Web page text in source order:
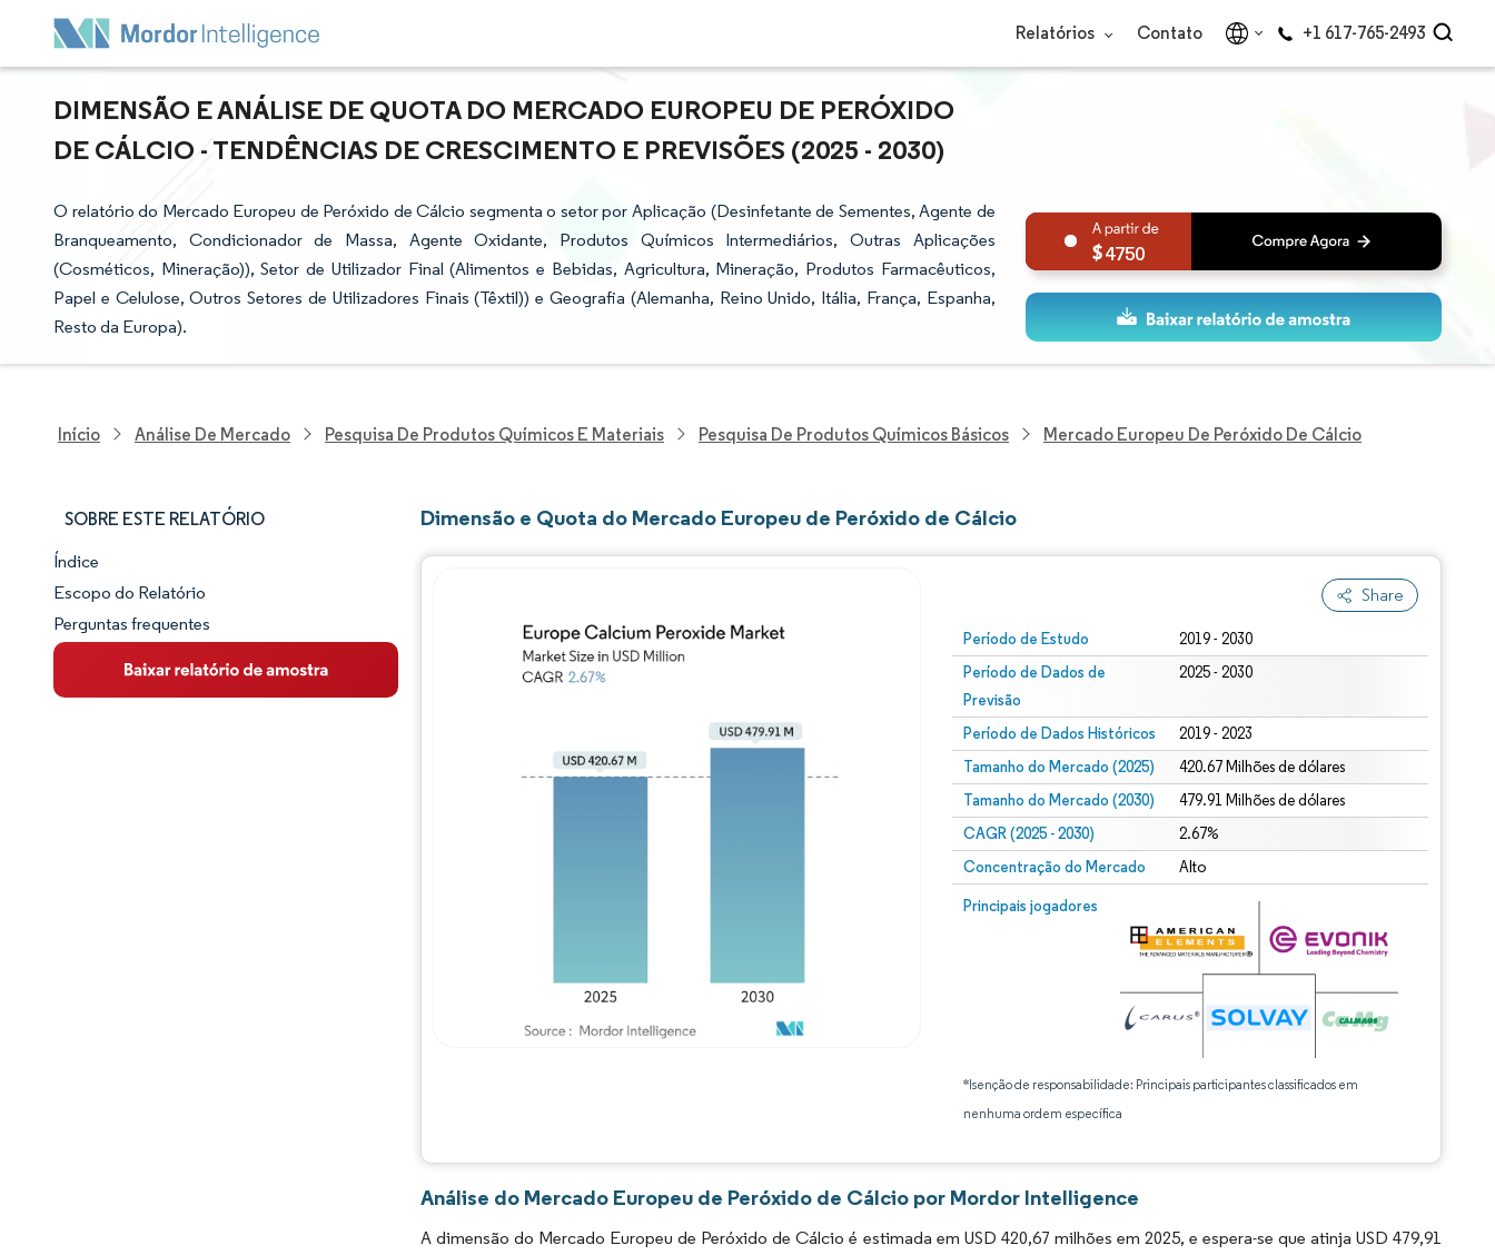
Relatórios Contato +1 617-765-2493
DIMENSÃO E ANÁLISE DE QUOTA DO MERCADO EUROPEU DE PERÓXIDO
DE CÁLCIO - TENDÊNCIAS DE CRESCIMENTO E PREVISÕES (2025 - 2030)
O relatório do Mercado Europeu de Peróxido de Cálcio segmenta o setor por Aplicação (Desinfetante de Sementes, Agente de
Branqueamento, Condicionador de Massa, Agente Oxidante, Produtos Químicos Intermediários, Outras Aplicações
(Cosméticos, Mineração)), Setor de Utilizador Final (Alimentos e Bebidas, Agricultura, Mineração, Produtos Farmacêuticos,
Papel e Celulose, Outros Setores de Utilizadores Finais (Têxtil)) e Geografia (Alemanha, Reino Unido, Itália, França, Espanha,
Resto da Europa).
4750
Início Análise De Mercado Pesquisa De Produtos Químicos E Materiais Pesquisa De Produtos Químicos Básicos Mercado Europeu De Peróxido De Cálcio
SOBRE ESTE RELATÓRIO
Panorama do Mercado
Visão Geral do Mercado
Principais Tendências de Mercado
Índice
Escopo do Relatório
Perguntas frequentes
Dimensão e Quota do Mercado Europeu de Peróxido de Cálcio
Share
Período de Estudo 2019 - 2030
Período de Dados de
Previsão
2025 - 2030
Período de Dados Históricos 2019 - 2023
Tamanho do Mercado (2025) 420.67 Milhões de dólares
Tamanho do Mercado (2030) 479.91 Milhões de dólares
CAGR (2025 - 2030) 2.67%
Concentração do Mercado Alto
Principais jogadores
*Isenção de responsabilidade: Principais participantes classificados em
nenhuma ordem específica
Análise do Mercado Europeu de Peróxido de Cálcio por Mordor Intelligence
A dimensão do Mercado Europeu de Peróxido de Cálcio é estimada em USD 420,67 milhões em 2025, e espera-se que atinja USD 479,91